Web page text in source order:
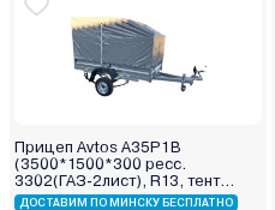
Прицеп Avtos A35P1B
(3500*1500*300 ресс.
3302(ГАЗ-2лист), R13, тент
400мм)
ДОСТАВИМ ПО МИНСКУ БЕСПЛАТНО